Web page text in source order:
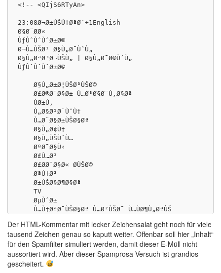
<!-- <QIjS6RTyAn>
23:08Ø¬Ø±ÙŠÙ†ØªØ´+1English
Ø§Ø¨Ø­Ø«
ÙƒÙˆÙˆÙˆØ±Ø©
Ø¬Ù…ÙŠØ¹ Ø§Ù„Ø¯ÙˆÙ„
Ø§Ù„ØªØ³Ø¬ÙŠÙ„ | Ø§Ù„Ø¯Ø®ÙˆÙ„
ÙƒÙˆÙˆÙˆØ±Ø©
    Ø§Ù„Ø±Ø¦ÙŠØ³ÙŠØ©
    Ø£Ø®Ø¨Ø§Ø± Ù…Ø³Ø§Ø¨Ù‚Ø§Øª
    ÙØ±Ù‚
    Ù„Ø§Ø¹Ø¨ÙˆÙ†
    Ù…Ø¨Ø§Ø±ÙŠØ§Øª
    Ø§Ù„Ø¢Ù†
    Ø§Ù„ÙŠÙˆÙ…
    ØºØ¯Ø§Ù‹
    Ø£Ù…Ø³
    Ø£Ø­Ø¯Ø§Ø« Ø­ÙŠØ©
    ØªÙ†Ø³
    Ø±ÙŠØ§Ø¶Ø§Øª
    TV
    ØµÙˆØ±
Der HTML-Kommentar mit lecker Zeichensalat geht noch für viele
tausend Zeichen genau so kaputt weiter. Offenbar soll hier „Inhalt“
für den Spamfilter simuliert werden, damit dieser E-Müll nicht
aussortiert wird. Aber dieser Spamprosa-Versuch ist grandios
gescheitert.